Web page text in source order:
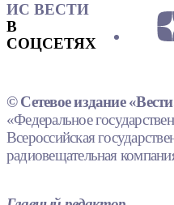
ИС ВЕСТИ
В
СОЦСЕТЯХ
© Сетевое издание
«Федеральное
Всероссийская
радиовещательная